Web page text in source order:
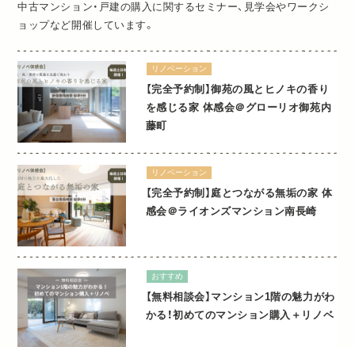
中古マンション・戸建の購入に関するセミナー、見学会やワークシ
ョップなど開催しています。
リノベーション
【完全予約制】御苑の風とヒノキの香り
を感じる家 体感会＠グローリオ御苑内
藤町
リノベーション
【完全予約制】庭とつながる無垢の家 体
感会＠ライオンズマンション南長崎
おすすめ
【無料相談会】マンション1階の魅力がわ
かる！初めてのマンション購入＋リノベ